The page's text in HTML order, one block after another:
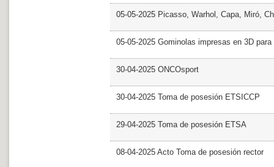
05-05-2025 Picasso, Warhol, Capa, Miró,
05-05-2025 Gominolas impresas en 3D
30-04-2025 ONCOsport
30-04-2025 Toma de posesión ETSICCP
29-04-2025 Toma de posesión ETSA
08-04-2025 Acto Toma de posesión rector